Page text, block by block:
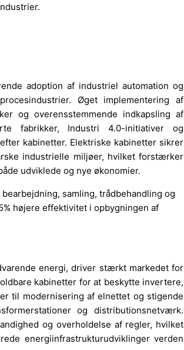
adoption af industriel automation og
Øget implementering af
og overensstemmende indkapsling af
fabrikker, Industri 4.0-initiativer og
kabinetter. Elektriske kabinetter sikrer
industrielle miljøer, hvilket forstærker
udviklede og nye økonomier.
samling, trådbehandling og
højere effektivitet i opbygningen af
energi, driver stærkt markedet for
kabinetter for at beskytte invertere,
til modernisering af elnettet og stigende
og distributionsnetværk.
og overholdelse af regler, hvilket
energiinfrastrukturudviklinger verden